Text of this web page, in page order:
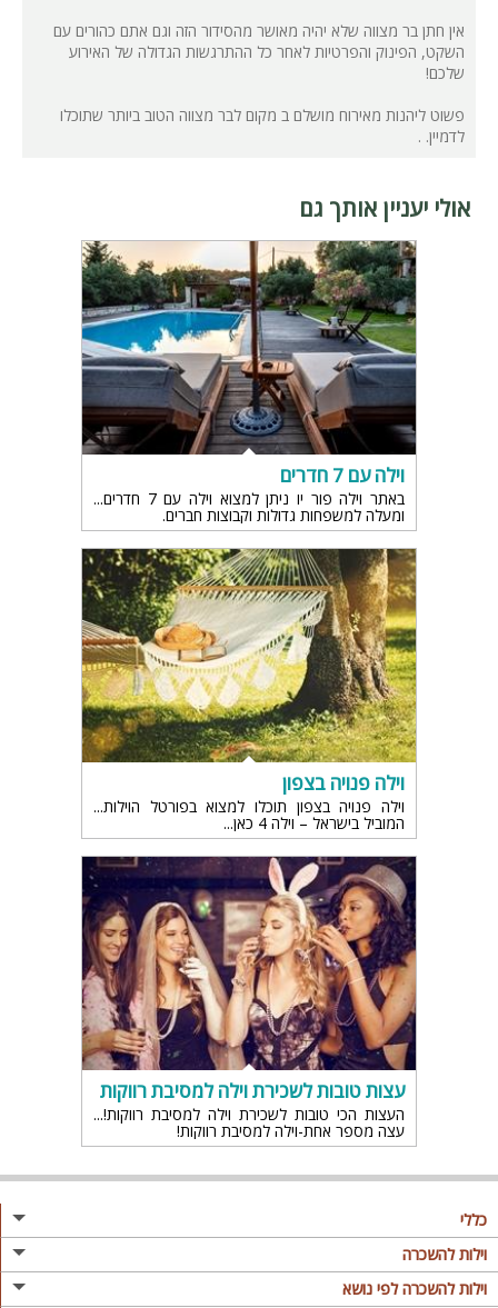
אין חתן בר מצווה שלא יהיה מאושר מהסידור הזה וגם אתם כהורים עם
השקט, הפינוק והפרטיות לאחר כל ההתרגשות הגדולה של האירוע
שלכם!
פשוט ליהנות מאירוח מושלם ב מקום לבר מצווה הטוב ביותר שתוכלו
לדמיין. .
אולי יעניין אותך גם
וילה עם 7 חדרים
באתר וילה פור יו ניתן למצוא וילה עם 7 חדרים
ומעלה למשפחות גדולות וקבוצות חברים.
וילה פנויה בצפון
וילה פנויה בצפון תוכלו למצוא בפורטל הוילות
המוביל בישראל – וילה 4 כאן...
עצות טובות לשכירת וילה למסיבת רווקות
העצות הכי טובות לשכירת וילה למסיבת רווקות!
עצה מספר אחת-וילה למסיבת רווקות!
כללי
מגזין
פרסום באתר
וילות להשכרה
וילות בצפון
וילות להשכרה לפי נושא